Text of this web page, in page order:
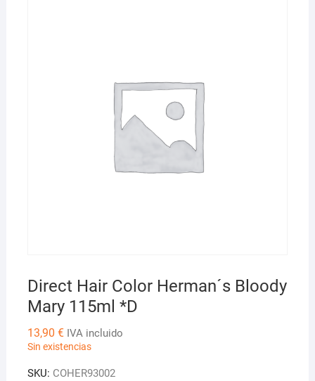
Direct Hair Color Herman´s Bloody
Mary 115ml *D
13,90 € IVA incluido
Sin existencias
SKU: COHER93002